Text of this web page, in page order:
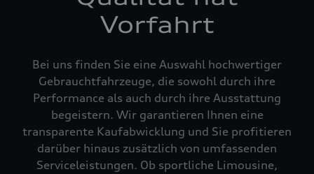
Vorfahrt
Bei uns finden Sie eine Auswahl hochwertiger
Gebrauchtfahrzeuge, die sowohl durch ihre
Performance als auch durch ihre Ausstattung
begeistern. Wir garantieren Ihnen eine
transparente Kaufabwicklung und Sie profitieren
darüber hinaus zusätzlich von umfassenden
Serviceleistungen. Ob sportliche Limousine,